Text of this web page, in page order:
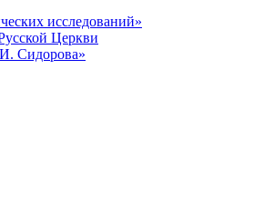
исследований»
Церкви
Сидорова»